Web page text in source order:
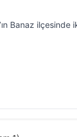
Banaz